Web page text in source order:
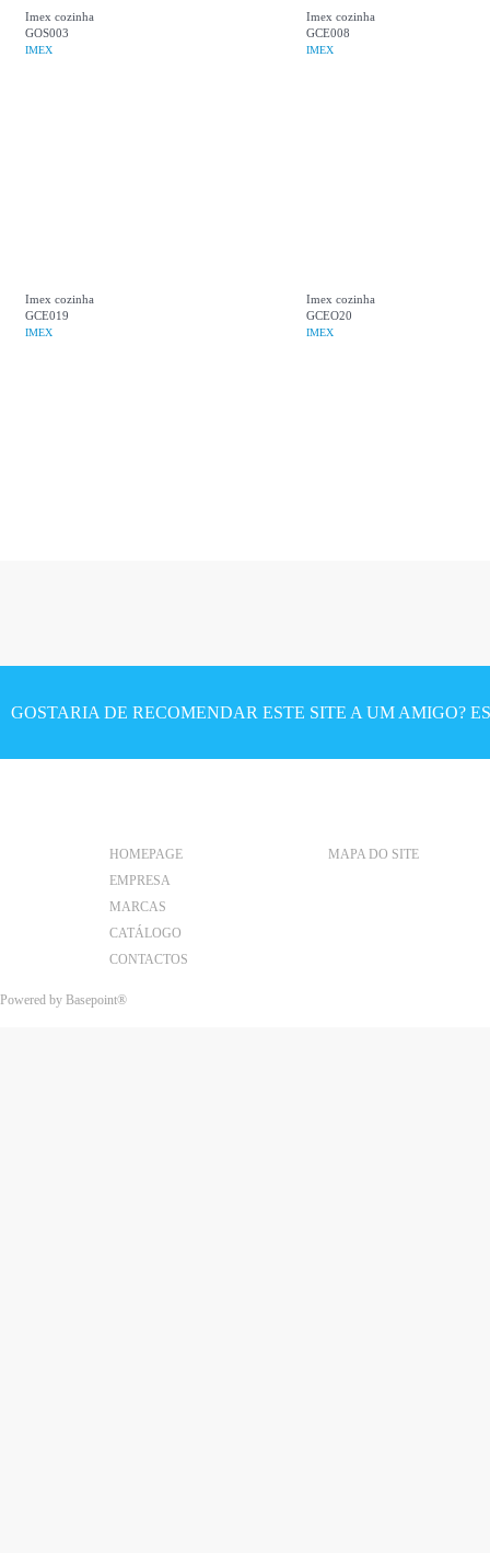
Imex cozinha
GOS003
IMEX
Imex cozinha
GCE008
IMEX
Imex cozinha
GCE019
IMEX
Imex cozinha
GCEO20
IMEX
g
GOSTARIA DE RECOMENDAR ESTE SITE A UM AMIGO?
HOMEPAGE
EMPRESA
MARCAS
CATÁLOGO
CONTACTOS
MAPA DO SITE
Powered by Basepoint®